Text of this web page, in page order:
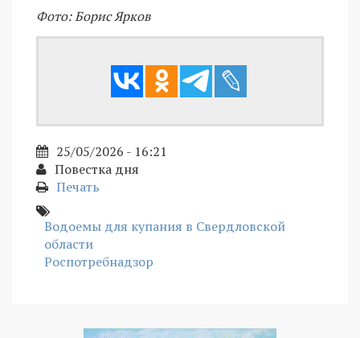
Фото: Борис Ярков
25/05/2026 - 16:21
Повестка дня
Печать
Водоемы для купания в Свердловской
области
Роспотребнадзор